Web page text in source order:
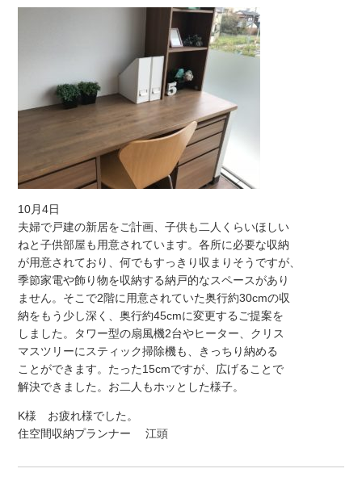
10月4日
夫婦で戸建の新居をご計画、子供も二人くらいほしい
ねと子供部屋も用意されています。各所に必要な収納
が用意されており、何でもすっきり収まりそうですが、
季節家電や飾り物を収納する納戸的なスペースがあり
ません。そこで2階に用意されていた奥行約30cmの収
納をもう少し深く、奥行約45cmに変更するご提案を
しました。タワー型の扇風機2台やヒーター、クリス
マスツリーにスティック掃除機も、きっちり納める
ことができます。たった15cmですが、広げることで
解決できました。お二人もホッとした様子。
K様 お疲れ様でした。
住空間収納プランナー 江頭